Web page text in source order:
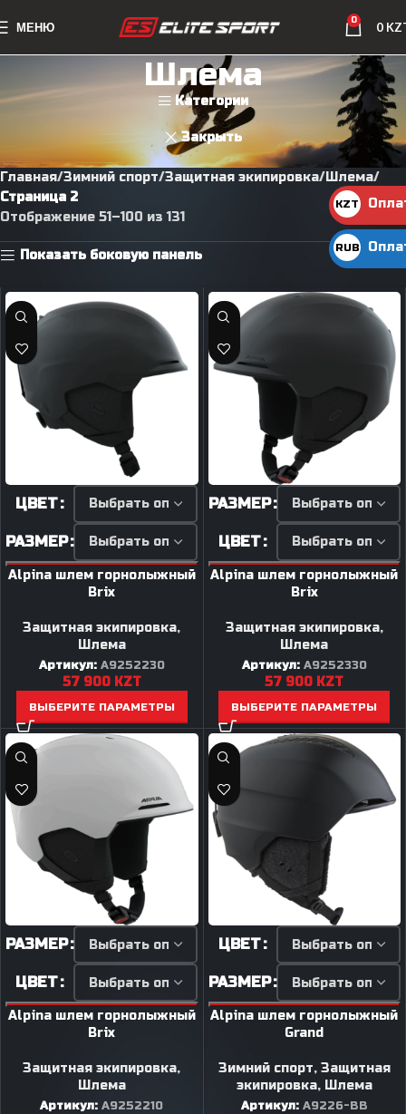
МЕНЮ 0 0
Шлема
Категории
Закрыть
Главная Зимний спорт Защитная экипировка Шлема
Страница 2
Отображение 51–100 из 131
Показать боковую панель
ЦВЕТ
РАЗМЕР
Alpina шлем горнолыжный
Brix
Защитная экипировка,
Шлема
Артикул: A9252230
57 900 KZT
ВЫБЕРИТЕ ПАРАМЕТРЫ
РАЗМЕР
ЦВЕТ
Alpina шлем горнолыжный
Brix
Защитная экипировка,
Шлема
Артикул: A9252330
57 900 KZT
ВЫБЕРИТЕ ПАРАМЕТРЫ
РАЗМЕР
ЦВЕТ
Alpina шлем горнолыжный
Brix
Защитная экипировка,
Шлема
Артикул:A9252210
ЦВЕТ
РАЗМЕР
Alpina шлем горнолыжный
Grand
Зимний спорт, Защитная
экипировка, Шлема
Артикул: A9226-BB
KZT
KZT
RUB
руб.